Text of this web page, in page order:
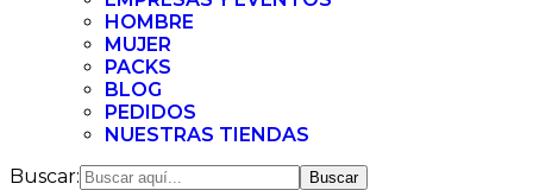
HOMBRE
MUJER
PACKS
BLOG
PEDIDOS
NUESTRAS TIENDAS
Buscar: